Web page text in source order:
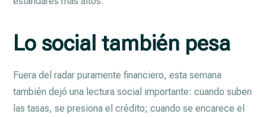
Lo social también pesa
Fuera del radar puramente financiero, esta semana
también dejó una lectura social importante: cuando suben
las tasas, se presiona el crédito; cuando se encarece el